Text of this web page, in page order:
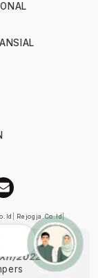
Rejogja.co.id|
Pers
2022
Ask me!